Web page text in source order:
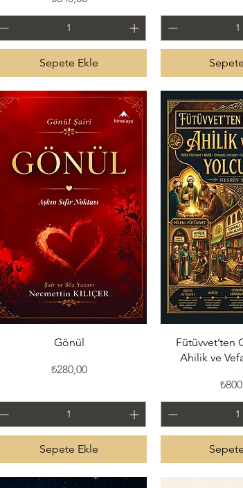
Sepete Ekle
Hızlı Bakış
Gönül
Fiyat
₺280,00
Sepete Ekle
Hızlı
Fütüvvet’ten
Ahilik ve
Fiyat